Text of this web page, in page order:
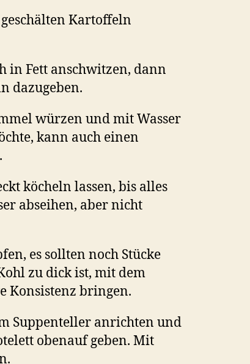
Kartoffeln
in Fett anschwitzen, dann
dazugeben.
würzen und mit Wasser
kann auch einen
köcheln lassen, bis alles
abseihen, aber nicht
es sollten noch Stücke
zu dick ist, mit dem
Konsistenz bringen.
Suppenteller anrichten und
obenauf geben. Mit